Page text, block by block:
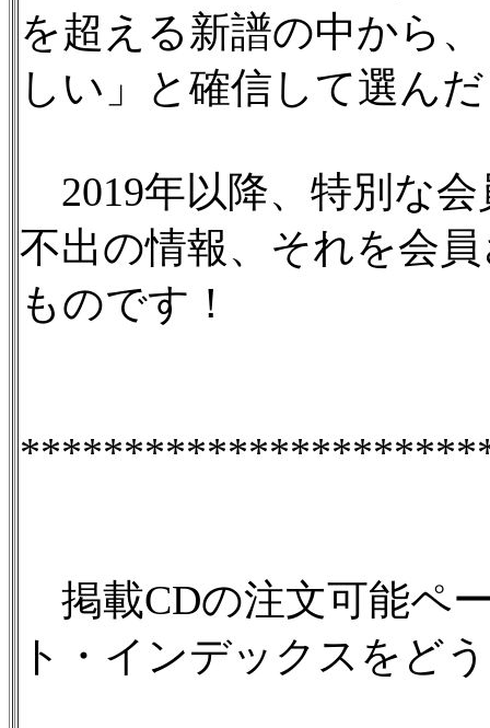
を超える新譜の中から
しい」と確信して選ん
2019年以降、特別な
不出の情報、それを会
ものです！
掲載CDの注文可能ペ
ト・インデックスをど